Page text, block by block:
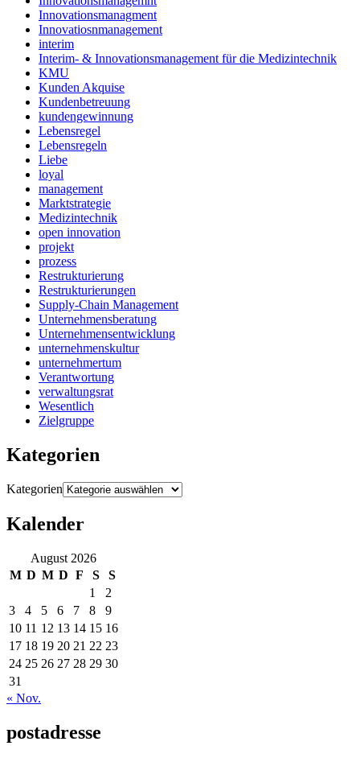
Innovationsmanagment
Innovatiosnmanagement
interim
Interim- & Innovationsmanagement für die Medizintechnik
KMU
Kunden Akquise
Kundenbetreuung
kundengewinnung
Lebensregel
Lebensregeln
Liebe
loyal
management
Marktstrategie
Medizintechnik
open innovation
projekt
prozess
Restrukturierung
Restrukturierungen
Supply-Chain Management
Unternehmensberatung
Unternehmensentwicklung
unternehmenskultur
unternehmertum
Verantwortung
verwaltungsrat
Wesentlich
Zielgruppe
Kategorien
Kategorien
Kalender
August 2026
M D M D F S
S
1
2
3
4 5 6 7 8
9
10 11 12 13 14 15 16
17 18 19 20 21 22 23
24 25 26 27 28 29 30
31
« Nov.
postadresse